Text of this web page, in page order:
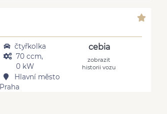
čtyřkolka
70 ccm,
0 kW
Hlavní město
Praha
cebia
zobrazit
historii vozu